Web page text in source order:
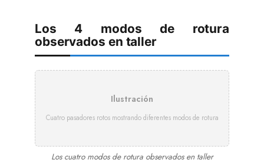
Los 4 modos de rotura
observados en taller
Ilustración
Cuatro pasadores rotos mostrando diferentes modos de rotura
Los cuatro modos de rotura observados en taller